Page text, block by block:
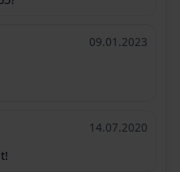
09.01.2023
14.07.2020